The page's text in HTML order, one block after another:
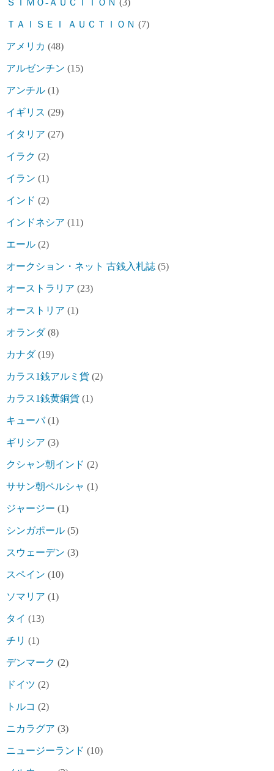
ＳＩＭＯ-ＡＵＣＴＩＯＮ (3)
ＴＡＩＳＥＩ ＡＵＣＴＩＯＮ (7)
アメリカ (48)
アルゼンチン (15)
アンチル (1)
イギリス (29)
イタリア (27)
イラク (2)
イラン (1)
インド (2)
インドネシア (11)
エール (2)
オークション・ネット 古銭入札誌 (5)
オーストラリア (23)
オーストリア (1)
オランダ(8)
カナダ(19)
カラス1銭アルミ貨 (2)
カラス1銭黄銅貨 (1)
キューバ(1)
ギリシア (3)
クシャン朝インド (2)
ササン朝ペルシャ (1)
ジャージー (1)
シンガポール (5)
スウェーデン (3)
スペイン (10)
ソマリア (1)
タイ (13)
チリ (1)
デンマーク (2)
ドイツ (2)
トルコ (2)
ニカラグア (3)
ニュージーランド (10)